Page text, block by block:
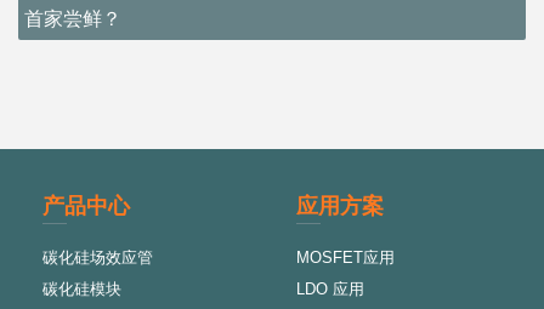
首家尝鲜？
产品中心
碳化硅场效应管
碳化硅模块
应用方案
MOSFET应用
LDO 应用